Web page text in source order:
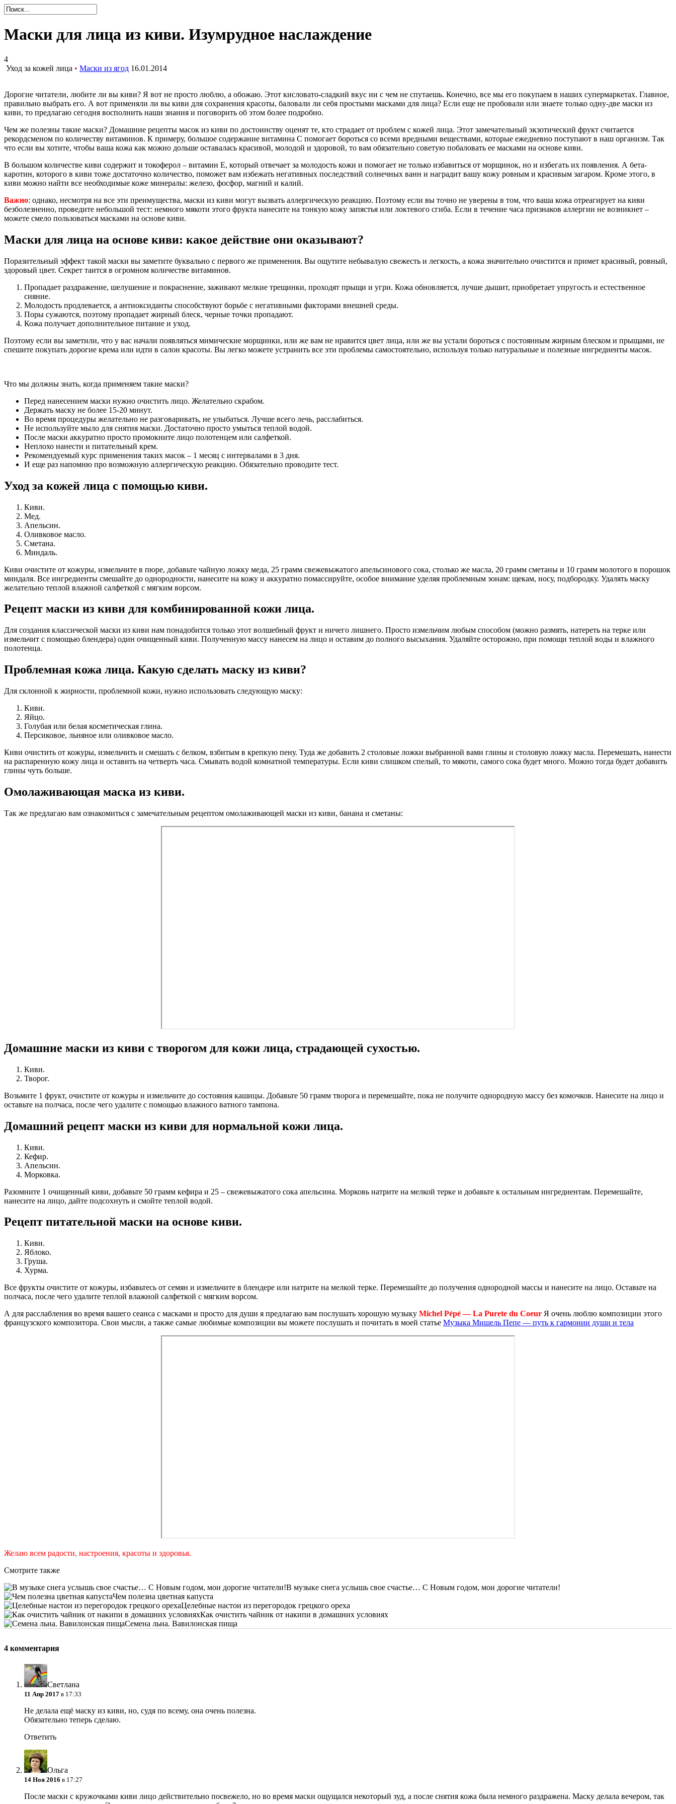
Маски для лица из киви. Изумрудное наслаждение
4
Уход за кожей лица • Маски из ягод 16.01.2014
Дорогие читатели, любите ли вы киви? Я вот не просто люблю, а обожаю. Этот кисловато-сладкий вкус ни с чем не спутаешь. Конечно, все мы его покупаем в наших супермаркетах. Главное,
правильно выбрать его. А вот применяли ли вы киви для сохранения красоты, баловали ли себя простыми масками для лица? Если еще не пробовали или знаете только одну-две маски из
киви, то предлагаю сегодня восполнить наши знания и поговорить об этом более подробно.
Чем же полезны такие маски? Домашние рецепты масок из киви по достоинству оценят те, кто страдает от проблем с кожей лица. Этот замечательный экзотический фрукт считается
рекордсменом по количеству витаминов. К примеру, большое содержание витамина С помогает бороться со всеми вредными веществами, которые ежедневно поступают в наш организм. Так
что если вы хотите, чтобы ваша кожа как можно дольше оставалась красивой, молодой и здоровой, то вам обязательно советую побаловать ее масками на основе киви.
В большом количестве киви содержит и токоферол – витамин Е, который отвечает за молодость кожи и помогает не только избавиться от морщинок, но и избегать их появления. А бета-
каротин, которого в киви тоже достаточно количество, поможет вам избежать негативных последствий солнечных ванн и наградит вашу кожу ровным и красивым загаром. Кроме этого, в
киви можно найти все необходимые коже минералы: железо, фосфор, магний и калий.
Важно: однако, несмотря на все эти преимущества, маски из киви могут вызвать аллергическую реакцию. Поэтому если вы точно не уверены в том, что ваша кожа отреагирует на киви
безболезненно, проведите небольшой тест: немного мякоти этого фрукта нанесите на тонкую кожу запястья или локтевого сгиба. Если в течение часа признаков аллергии не возникнет –
можете смело пользоваться масками на основе киви.
Маски для лица на основе киви: какое действие они оказывают?
Поразительный эффект такой маски вы заметите буквально с первого же применения. Вы ощутите небывалую свежесть и легкость, а кожа значительно очистится и примет красивый, ровный,
здоровый цвет. Секрет таится в огромном количестве витаминов.
Пропадает раздражение, шелушение и покраснение, заживают мелкие трещинки, проходят прыщи и угри. Кожа обновляется, лучше дышит, приобретает упругость и естественное
сияние.
Молодость продлевается, а антиоксиданты способствуют борьбе с негативными факторами внешней среды.
Поры сужаются, поэтому пропадает жирный блеск, черные точки пропадают.
Кожа получает дополнительное питание и уход.
Поэтому если вы заметили, что у вас начали появляться мимические морщинки, или же вам не нравится цвет лица, или же вы устали бороться с постоянным жирным блеском и прыщами, не
спешите покупать дорогие крема или идти в салон красоты. Вы легко можете устранить все эти проблемы самостоятельно, используя только натуральные и полезные ингредиенты масок.
Что мы должны знать, когда применяем такие маски?
Перед нанесением маски нужно очистить лицо. Желательно скрабом.
Держать маску не более 15-20 минут.
Во время процедуры желательно не разговаривать, не улыбаться. Лучше всего лечь, расслабиться.
Не используйте мыло для снятия маски. Достаточно просто умыться теплой водой.
После маски аккуратно просто промокните лицо полотенцем или салфеткой.
Неплохо нанести и питательный крем.
Рекомендуемый курс применения таких масок – 1 месяц с интервалами в 3 дня.
И еще раз напомню про возможную аллергическую реакцию. Обязательно проводите тест.
Уход за кожей лица с помощью киви.
Киви.
Мед.
Апельсин.
Оливковое масло.
Сметана.
Миндаль.
Киви очистите от кожуры, измельчите в пюре, добавьте чайную ложку меда, 25 грамм свежевыжатого апельсинового сока, столько же масла, 20 грамм сметаны и 10 грамм молотого в порошок
миндаля. Все ингредиенты смешайте до однородности, нанесите на кожу и аккуратно помассируйте, особое внимание уделяя проблемным зонам: щекам, носу, подбородку. Удалять маску
желательно теплой влажной салфеткой с мягким ворсом.
Рецепт маски из киви для комбинированной кожи лица.
Для создания классической маски из киви нам понадобится только этот волшебный фрукт и ничего лишнего. Просто измельчим любым способом (можно размять, натереть на терке или
измельчит с помощью блендера) один очищенный киви. Полученную массу нанесем на лицо и оставим до полного высыхания. Удаляйте осторожно, при помощи теплой воды и влажного
полотенца.
Проблемная кожа лица. Какую сделать маску из киви?
Для склонной к жирности, проблемной кожи, нужно использовать следующую маску:
Киви.
Яйцо.
Голубая или белая косметическая глина.
Персиковое, льняное или оливковое масло.
Киви очистить от кожуры, измельчить и смешать с белком, взбитым в крепкую пену. Туда же добавить 2 столовые ложки выбранной вами глины и столовую ложку масла. Перемешать, нанести
на распаренную кожу лица и оставить на четверть часа. Смывать водой комнатной температуры. Если киви слишком спелый, то мякоти, самого сока будет много. Можно тогда будет добавить
глины чуть больше.
Омолаживающая маска из киви.
Так же предлагаю вам ознакомиться с замечательным рецептом омолаживающей маски из киви, банана и сметаны:
Домашние маски из киви с творогом для кожи лица, страдающей сухостью.
Киви.
Творог.
Возьмите 1 фрукт, очистите от кожуры и измельчите до состояния кашицы. Добавьте 50 грамм творога и перемешайте, пока не получите однородную массу без комочков. Нанесите на лицо и
оставьте на полчаса, после чего удалите с помощью влажного ватного тампона.
Домашний рецепт маски из киви для нормальной кожи лица.
Киви.
Кефир.
Апельсин.
Морковка.
Разомните 1 очищенный киви, добавьте 50 грамм кефира и 25 – свежевыжатого сока апельсина. Морковь натрите на мелкой терке и добавьте к остальным ингредиентам. Перемешайте,
нанесите на лицо, дайте подсохнуть и смойте теплой водой.
Рецепт питательной маски на основе киви.
Киви.
Яблоко.
Груша.
Хурма.
Все фрукты очистите от кожуры, избавьтесь от семян и измельчите в блендере или натрите на мелкой терке. Перемешайте до получения однородной массы и нанесите на лицо. Оставьте на
полчаса, после чего удалите теплой влажной салфеткой с мягким ворсом.
А для расслабления во время вашего сеанса с масками и просто для души я предлагаю вам послушать хорошую музыку Michel Pépé — La Purete du Coeur Я очень люблю композиции этого
французского композитора. Свои мысли, а также самые любимые композиции вы можете послушать и почитать в моей статье Музыка Мишель Пепе — путь к гармонии души и тела
Желаю всем радости, настроения, красоты и здоровья.
Смотрите также
В музыке снега услышь свое счастье… С Новым годом, мои дорогие читатели!
Чем полезна цветная капуста
Целебные настои из перегородок грецкого ореха
Как очистить чайник от накипи в домашних условиях
Семена льна. Вавилонская пища
4 комментария
Светлана
11 Апр 2017 в 17:33
Не делала ещё маску из киви, но, судя по всему, она очень полезна.
Обязательно теперь сделаю.
Ответить
Ольга
14 Ноя 2016 в 17:27
После маски с кружочками киви лицо действительно посвежело, но во время маски ощущался некоторый зуд, а после снятия кожа была немного раздражена. Маску делала вечером, так